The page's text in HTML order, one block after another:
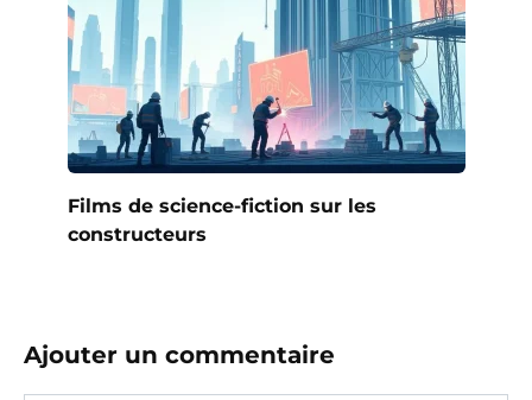
Films de science-fiction sur les
constructeurs
Ajouter un commentaire